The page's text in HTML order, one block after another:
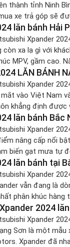
thành tỉnh Ninh
xe trả góp sẽ
NAY Mitsubishi
lăn bánh Hải
Xpander
còn xa lạ gì với
MPV, gầm cao.
Xpander 2024
LĂN BÁNH
Xpander
vào Việt Nam
khẳng định
hàng tháng. Là
lăn bánh Bắc
Xpander
nâng cấp nổi
biến gạt mưa tự
cho công suất
lăn bánh tại
Xpander
vẫn đang là
phân khúc
nhiều khách
2024
Xpander
Sơn là một
Xpander đã